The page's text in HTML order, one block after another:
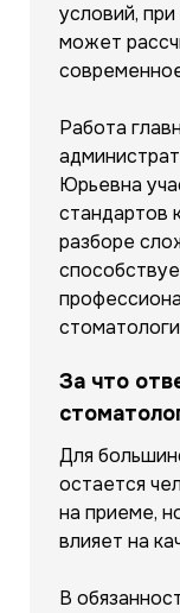
условий,
может
Работа
Юрьевна
стандартов
разборе
За что
Для
остается
на приеме,
влияет на
В